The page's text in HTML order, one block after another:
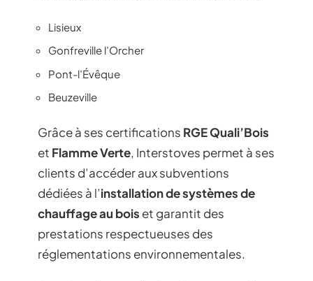
Lisieux
Gonfreville l’Orcher
Pont-l’Évêque
Beuzeville
Grâce à ses certifications RGE Quali’Bois
et Flamme Verte, Interstoves permet à ses
clients d’accéder aux subventions
dédiées à l’installation de systèmes de
chauffage au bois et garantit des
prestations respectueuses des
réglementations environnementales.